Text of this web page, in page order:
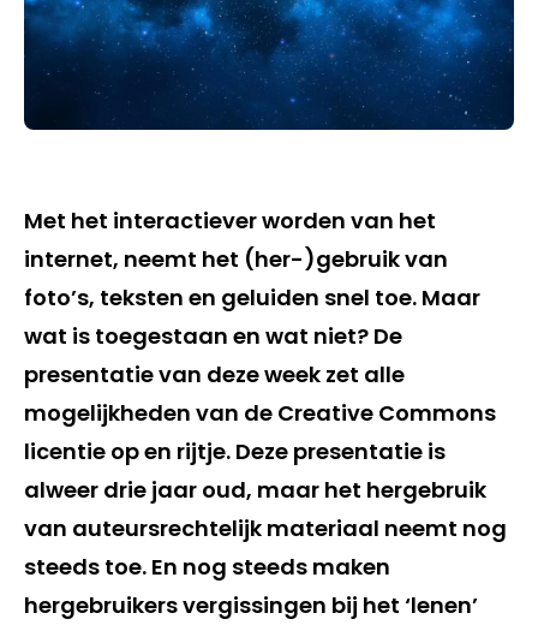
Met het interactiever worden van het
internet, neemt het (her-)gebruik van
foto’s, teksten en geluiden snel toe. Maar
wat is toegestaan en wat niet? De
presentatie van deze week zet alle
mogelijkheden van de Creative Commons
licentie op en rijtje. Deze presentatie is
alweer drie jaar oud, maar het hergebruik
van auteursrechtelijk materiaal neemt nog
steeds toe. En nog steeds maken
hergebruikers vergissingen bij het ‘lenen’